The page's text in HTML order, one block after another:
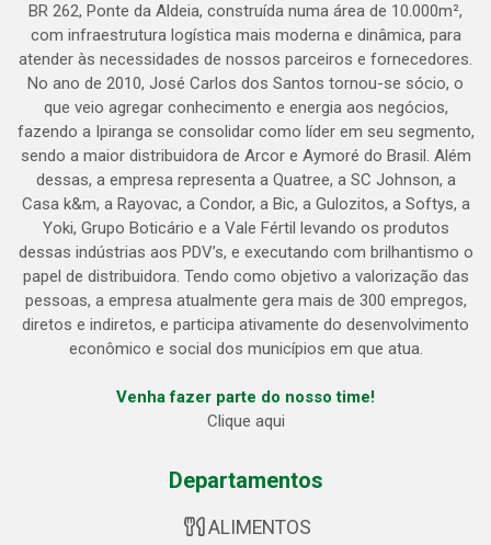
BR 262, Ponte da Aldeia, construída numa área de 10.000m²,
com infraestrutura logística mais moderna e dinâmica, para
atender às necessidades de nossos parceiros e fornecedores.
No ano de 2010, José Carlos dos Santos tornou-se sócio, o
que veio agregar conhecimento e energia aos negócios,
fazendo a Ipiranga se consolidar como líder em seu segmento,
sendo a maior distribuidora de Arcor e Aymoré do Brasil. Além
dessas, a empresa representa a Quatree, a SC Johnson, a
Casa k&m, a Rayovac, a Condor, a Bic, a Gulozitos, a Softys, a
Yoki, Grupo Boticário e a Vale Fértil levando os produtos
dessas indústrias aos PDV’s, e executando com brilhantismo o
papel de distribuidora. Tendo como objetivo a valorização das
pessoas, a empresa atualmente gera mais de 300 empregos,
diretos e indiretos, e participa ativamente do desenvolvimento
econômico e social dos municípios em que atua.
Venha fazer parte do nosso time!
Clique aqui
Departamentos
ALIMENTOS